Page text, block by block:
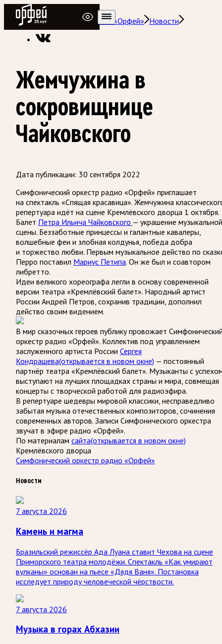
Радио Орфей
Радио классической музыки «Орфей» Новости
Жемчужина в
сокровищнице
Чайковского
Дата публикации: 30 сентября 2022
Симфонический оркестр радио «Орфей» приглашает
на спектакль «Спящая красавица». Жемчужина
репертуара идёт на сцене Кремлёвского дворца 1 октября.
Балет Петра Ильича Чайковского — украшение музыкальной
сцены. Беззаботные принцессы и галантные кавалеры,
волшебные феи и злобная колдунья, победа добра
и торжество любви. Первым музыкальное действо по
Перро поставил Мариус Петипа. Он же был и соавтором
либретто.
Идеи великого хореографа легли в основу современной
версии театра «Кремлёвский балет». Народный артист
России Андрей Петров, сохранив традиции, дополнил
действо своим видением.
В мир сказочных героев публику провожает
оркестр радио «Орфей». Коллектив под управлением
заслуженного артиста России Сергея
Кондрашева(открывается в новом окне) — постоянный
партнёр театра «Кремлёвский балет». Музыканты с
выступают на лучших площадках страны и мира, совмещая
концерты с творческой работой для радиоэфира.
В репертуаре шедевры мировой классики, несправедливо
забытая музыка отечественных композиторов, сочинения
современных авторов. Записи Симфонического оркестра
звучат в эфире радио «Орфей».
По материалам сайта(открывается в новом окне)
Кремлёвского дворца
Симфонический оркестр радио «Орфей»
Новости
7 августа 2026
Камень и магма
Бразильский режиссёр Ада Луана ставит Чехова на сцене
Приморского театра молодёжи. Спектакль «Как умирают
вулканы» основан на пьесе «Дядя Ваня». Постановка
исследует природу человеческой чёрствости.
7 августа 2026
Музыка в горах Абхазии